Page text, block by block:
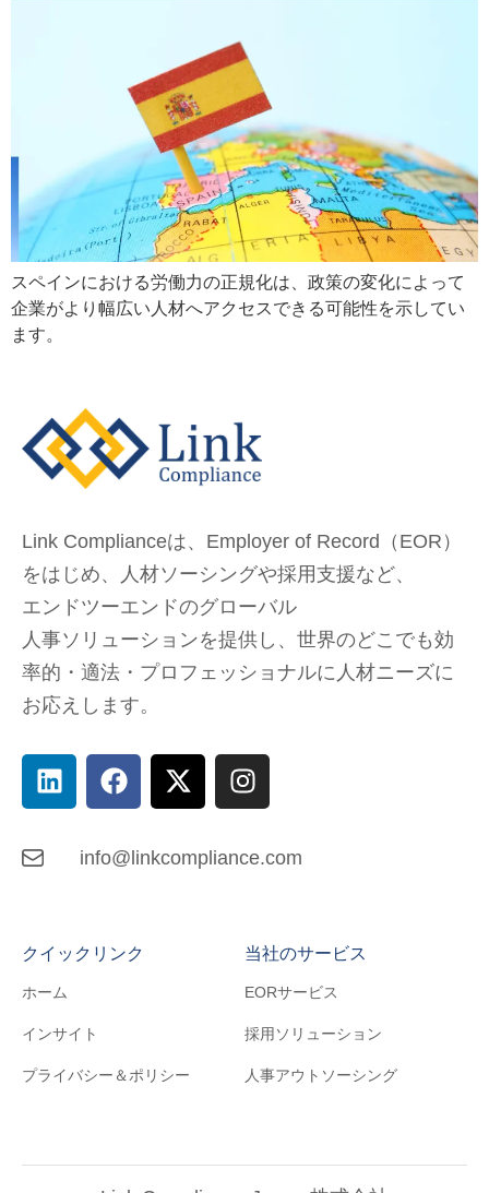
スペインにおける労働力の正規化は、政策の変化によって
企業がより幅広い人材へアクセスできる可能性を示してい
ます。
Link Complianceは、Employer of Record（EOR）
をはじめ、
人材ソーシングや採用支援など、
エンドツーエンドのグローバル
人事ソリューションを提供し、 世界のどこでも効
率的・適法・プロフェッショナルに人材ニーズに
お応えします。
info@linkcompliance.com
クイックリンク
ホーム
インサイト
プライバシー＆ポリシー
当社のサービス
EORサービス
採用ソリューション
人事アウトソーシング